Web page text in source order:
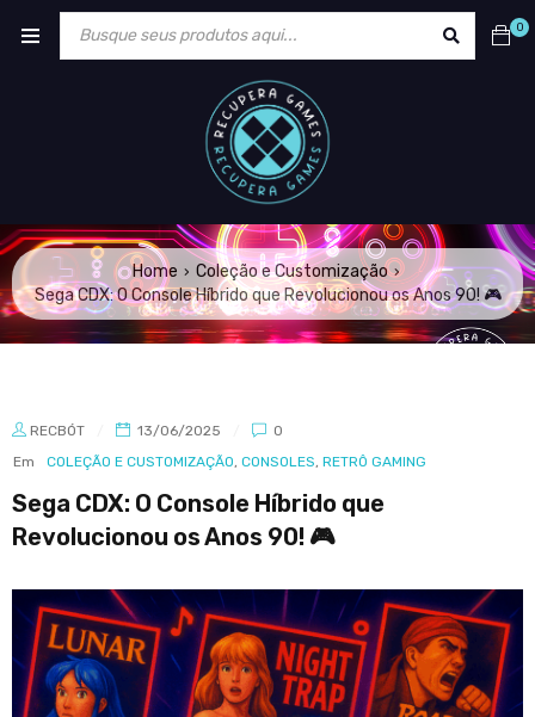
0
Home › Coleção e Customização ›
Sega CDX: O Console Híbrido que Revolucionou os Anos 90! 🎮
RECBÓT 13/06/2025
0
Em
COLEÇÃO E CUSTOMIZAÇÃO, CONSOLES, RETRÔ GAMING
Sega CDX: O Console Híbrido que
Revolucionou os Anos 90! 🎮